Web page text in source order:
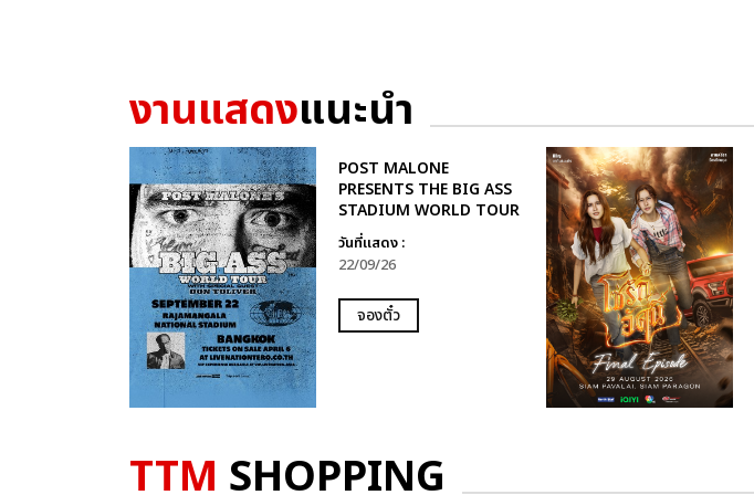
งานแสดงแนะนำ
POST MALONE
PRESENTS THE BIG ASS
STADIUM WORLD TOUR
วันที่แสดง :
22/09/26
จองตั๋ว
TTM SHOPPING